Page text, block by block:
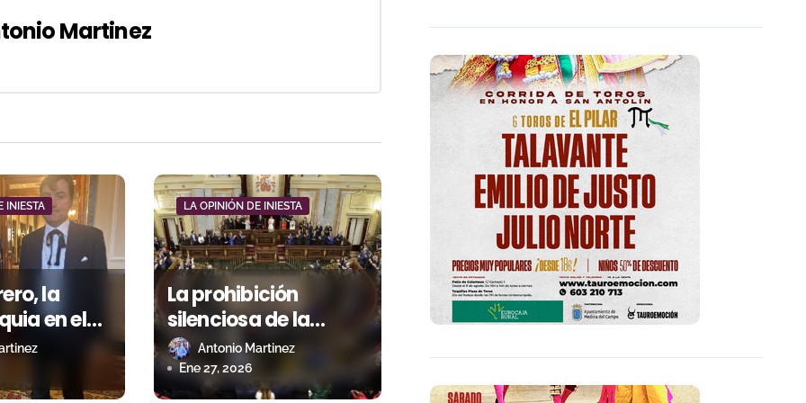
Martinez
INIESTA
la
en el
LA OPINIÓN DE INIESTA
La prohibición
silenciosa de la
tauromaquia
Antonio Martinez
Ene 27, 2026